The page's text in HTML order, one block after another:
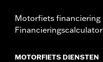
Motorfiets financiering
Financieringscalculator
MOTORFIETS DIENSTEN